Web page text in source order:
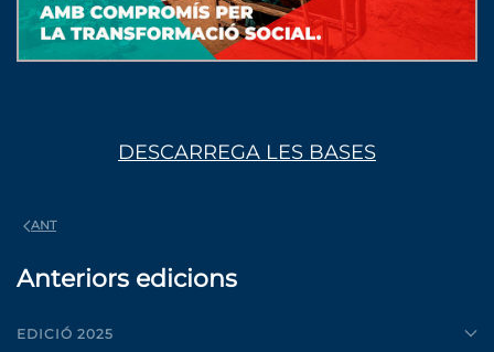
DESCARREGA LES BASES
ANT
Anteriors edicions
EDICIÓ 2025